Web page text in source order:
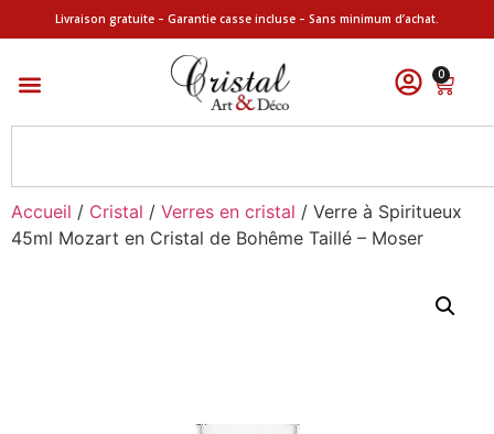
Livraison gratuite – Garantie casse incluse – Sans minimum d’achat.
0
Accueil / Cristal / Verres en cristal / Verre à Spiritueux
45ml Mozart en Cristal de Bohême Taillé – Moser